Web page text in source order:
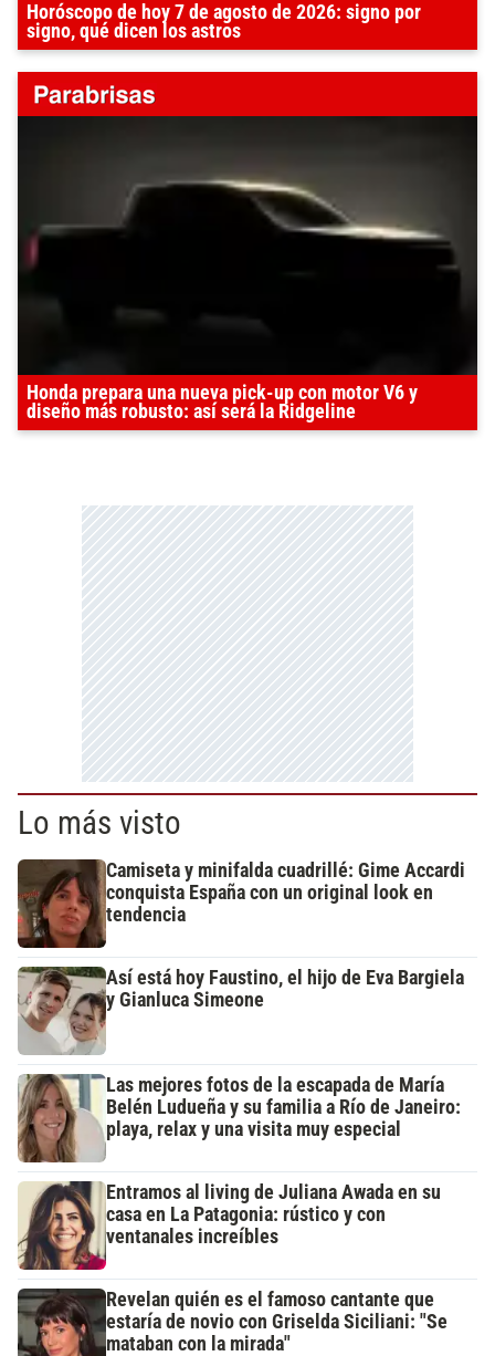
Horóscopo de hoy 7 de agosto de 2026: signo por
signo, qué dicen los astros
Honda prepara una nueva pick-up con motor V6 y
diseño más robusto: así será la Ridgeline
Lo más visto
Camiseta y minifalda cuadrillé: Gime Accardi
conquista España con un original look en
tendencia
Así está hoy Faustino, el hijo de Eva Bargiela
y Gianluca Simeone
Las mejores fotos de la escapada de María
Belén Ludueña y su familia a Río de Janeiro:
playa, relax y una visita muy especial
Entramos al living de Juliana Awada en su
casa en La Patagonia: rústico y con
ventanales increíbles
Revelan quién es el famoso cantante que
estaría de novio con Griselda Siciliani: "Se
mataban con la mirada"